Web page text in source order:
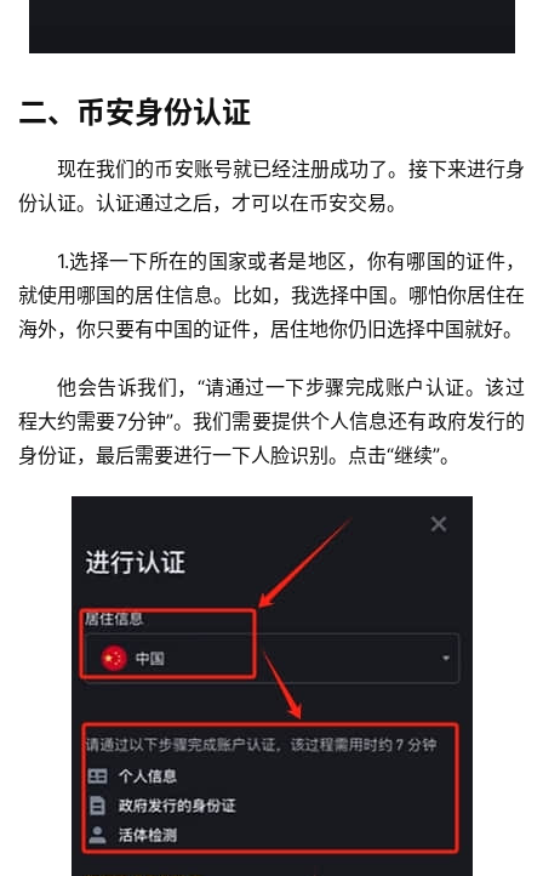
二、币安身份认证
现在我们的币安账号就已经注册成功了。接下来进行身
份认证。认证通过之后，才可以在币安交易。
1.选择一下所在的国家或者是地区，你有哪国的证件，
就使用哪国的居住信息。比如，我选择中国。哪怕你居住在
海外，你只要有中国的证件，居住地你仍旧选择中国就好。
他会告诉我们，“请通过一下步骤完成账户认证。该过
程大约需要7分钟”。我们需要提供个人信息还有政府发行的
身份证，最后需要进行一下人脸识别。点击“继续”。